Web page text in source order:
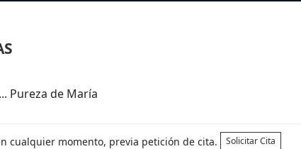
Pureza de María
cualquier momento, previa petición de cita. Solicitar Cita